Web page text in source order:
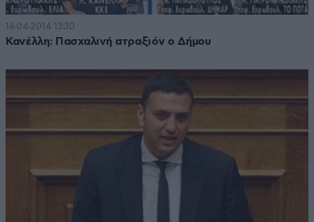
16·04·2014 13:30
Κανέλλη: Πασχαλινή ατραξιόν ο Δήμου